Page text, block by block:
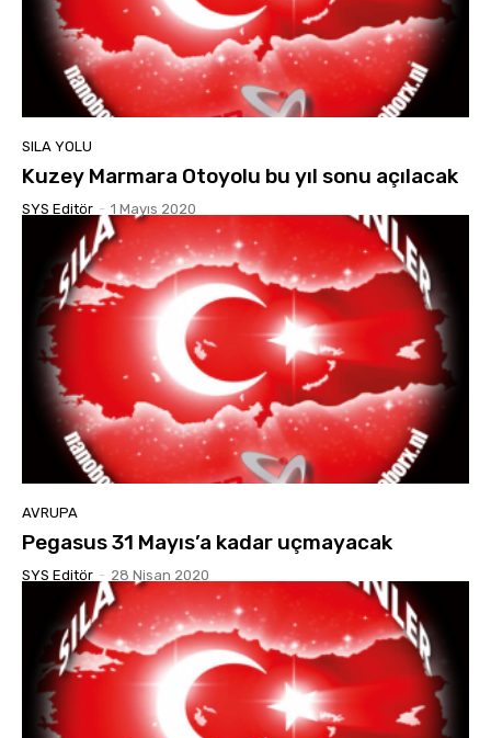
SILA YOLU
Kuzey Marmara Otoyolu bu yıl sonu açılacak
SYS Editör - 1 Mayıs 2020
AVRUPA
Pegasus 31 Mayıs’a kadar uçmayacak
SYS Editör - 28 Nisan 2020